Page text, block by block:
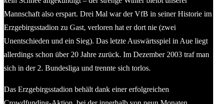
Mannschaft also erspart. Drei Mal war der VfB in seiner Historie im
Erzgebirgsstadion zu Gast, verloren hat er dort nie (zwei
Unentschieden und ein Sieg). Das letzte Auswärtsspiel in Aue liegt
allerdings schon über 20 Jahre zurück. Im Dezember 2003 traf man
sich in der 2. Bundesliga und trennte sich torlos.
Das Erzgebirgsstadion behält dank einer erfolgreichen